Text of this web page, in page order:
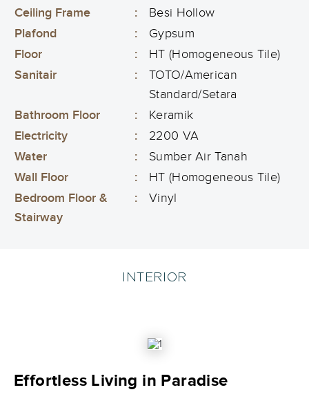
Ceiling Frame
:
Besi Hollow
Plafond
:
Gypsum
Floor
:
HT (Homogeneous Tile)
Sanitair
:
TOTO/American
Standard/Setara
Bathroom Floor
:
Keramik
Electricity
:
2200 VA
Water
:
Sumber Air Tanah
Wall Floor
:
HT (Homogeneous Tile)
Bedroom Floor &
Stairway
: Vinyl
INTERIOR
Effortless Living in Paradise